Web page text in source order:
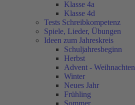
Klasse 4a
Klasse 4d
Tests Schreibkompetenz
Spiele, Lieder, Übungen
Ideen zum Jahreskreis
Schuljahresbeginn
Herbst
Advent - Weihnachten
Winter
Neues Jahr
Frühling
Sommer